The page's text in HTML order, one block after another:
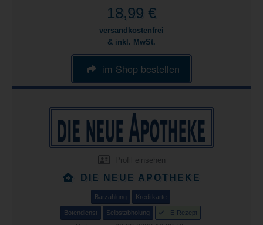
18,99 €
versandkostenfrei
& inkl. MwSt.
im Shop bestellen
Profil einsehen
DIE NEUE APOTHEKE
Barzahlung Kreditkarte
Botendienst Selbstabholung E-Rezept